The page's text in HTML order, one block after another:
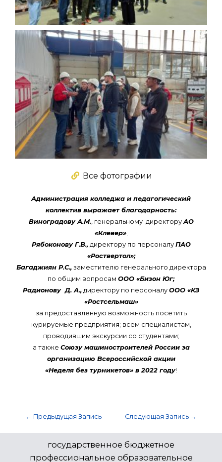
Все фотографии
Администрация колледжа и педагогический
коллектив выражает благодарность:
Виноградову А.М., генеральному директору АО
«Клевер»;
Рябоконову Г.В.,директору по персоналу ПАО
«Роствертол»;
Багаджиян Р.С.,заместителю генерального директора
по общим вопросам ООО «Бизон Юг;
Радионову Д. А., директору по персоналу ООО «КЗ
«Ростсельмаш»
за предоставленную возможность посетить
курируемые предприятия; всем специалистам,
проводившим экскурсии со студентами;
а также Союзу машиностроителей России за
организацию Всероссийской акции
«Неделя без турникетов» в 2022 году!
← Предыдущая Запись Следующая Запись →
государственное бюджетное
профессиональное образовательное